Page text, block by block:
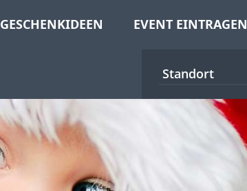
GESCHENKIDEEN EVENT EINTRAGEN
Standort